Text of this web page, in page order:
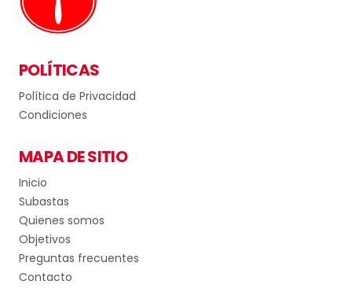
POLÍTICAS
Política de Privacidad
Condiciones
MAPA DE SITIO
Inicio
Subastas
Quienes somos
Objetivos
Preguntas frecuentes
Contacto